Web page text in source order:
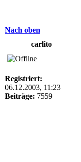
Nach oben
carlito
Registriert:
06.12.2003, 11:23
Beiträge: 7559